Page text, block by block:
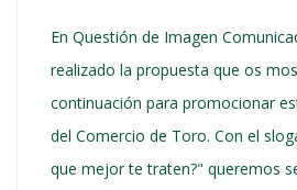
En Questión de Imagen
realizado la propuesta que os
continuación para promocionar
del Comercio de Toro. Con el
que mejor te traten?" queremos